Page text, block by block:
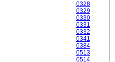
0328
0329
0330
0331
0332
0341
0384
0513
0514